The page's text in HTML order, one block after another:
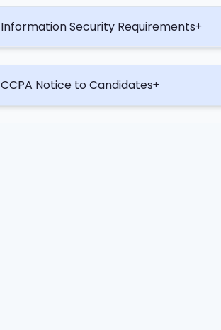
Information Security Requirements
CCPA Notice to Candidates